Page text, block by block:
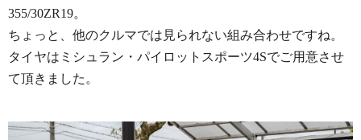
355/30ZR19。
ちょっと、他のクルマでは見られない組み合わせですね。
タイヤはミシュラン・パイロットスポーツ4Sでご用意させ
て頂きました。